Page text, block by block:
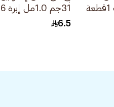
31جم 1.0مل إبرة 6
مم 10قطعة
6.5